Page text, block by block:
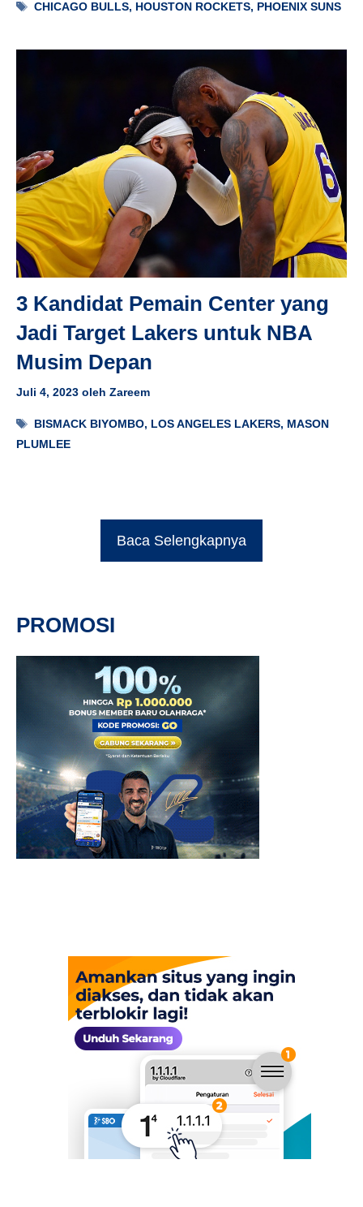
Tag
CHICAGO BULLS, HOUSTON ROCKETS, PHOENIX SUNS
3 Kandidat Pemain Center yang
Jadi Target Lakers untuk NBA
Musim Depan
Juli 4, 2023 oleh Zareem
Tag
BISMACK BIYOMBO, LOS ANGELES LAKERS, MASON
PLUMLEE
Baca Selengkapnya
PROMOSI